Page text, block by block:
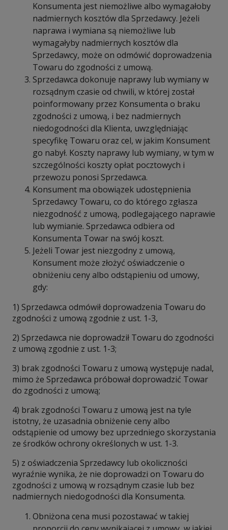
Konsumenta jest niemożliwe albo wymagałoby
nadmiernych kosztów dla Sprzedawcy. Jeżeli
naprawa i wymiana są niemożliwe lub
wymagałyby nadmiernych kosztów dla
Sprzedawcy, może on odmówić doprowadzenia
Towaru do zgodności z umową.
Sprzedawca dokonuje naprawy lub wymiany w
rozsądnym czasie od chwili, w której został
poinformowany przez Konsumenta o braku
zgodności z umową, i bez nadmiernych
niedogodności dla Klienta, uwzględniając
specyfikę Towaru oraz cel, w jakim Konsument
go nabył. Koszty naprawy lub wymiany, w tym w
szczególności koszty opłat pocztowych i
przewozu ponosi Sprzedawca.
Konsument ma obowiązek udostępnienia
Sprzedawcy Towaru, co do którego zgłasza
niezgodność z umową, podlegającego naprawie
lub wymianie. Sprzedawca odbiera od
Konsumenta Towar na swój koszt.
Jeżeli Towar jest niezgodny z umową,
Konsument może złożyć oświadczenie o
obniżeniu ceny albo odstąpieniu od umowy,
gdy:
1) Sprzedawca odmówił doprowadzenia Towaru do
zgodności z umową zgodnie z ust. 1-3,
2) Sprzedawca nie doprowadził Towaru do zgodności
z umową zgodnie z ust. 1-3;
3) brak zgodności Towaru z umową występuje nadal,
mimo że Sprzedawca próbował doprowadzić Towar
do zgodności z umową;
4) brak zgodności Towaru z umową jest na tyle
istotny, że uzasadnia obniżenie ceny albo
odstąpienie od umowy bez uprzedniego skorzystania
ze środków ochrony określonych w ust. 1-3.
5) z oświadczenia Sprzedawcy lub okoliczności
wyraźnie wynika, że nie doprowadzi on Towaru do
zgodności z umową w rozsądnym czasie lub bez
nadmiernych niedogodności dla Konsumenta.
Obniżona cena musi pozostawać w takiej